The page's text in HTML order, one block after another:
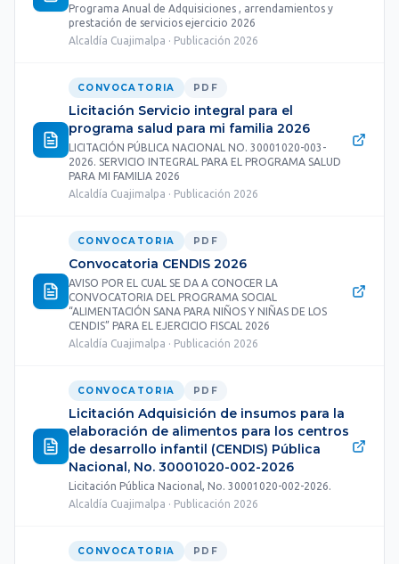
Programa Anual de Adquisiciones , arrendamientos y
prestación de servicios ejercicio 2026
Alcaldía Cuajimalpa · Publicación 2026
CONVOCATORIA PDF
Licitación Servicio integral para el
programa salud para mi familia 2026
LICITACIÓN PÚBLICA NACIONAL NO. 30001020-003-
2026. SERVICIO INTEGRAL PARA EL PROGRAMA SALUD
PARA MI FAMILIA 2026
Alcaldía Cuajimalpa · Publicación 2026
CONVOCATORIA PDF
Convocatoria CENDIS 2026
AVISO POR EL CUAL SE DA A CONOCER LA
CONVOCATORIA DEL PROGRAMA SOCIAL
“ALIMENTACIÓN SANA PARA NIÑOS Y NIÑAS DE LOS
CENDIS” PARA EL EJERCICIO FISCAL 2026
Alcaldía Cuajimalpa · Publicación 2026
CONVOCATORIA PDF
Licitación Adquisición de insumos para la
elaboración de alimentos para los centros
de desarrollo infantil (CENDIS) Pública
Nacional, No. 30001020-002-2026
Licitación Pública Nacional, No. 30001020-002-2026.
Alcaldía Cuajimalpa · Publicación 2026
CONVOCATORIA PDF